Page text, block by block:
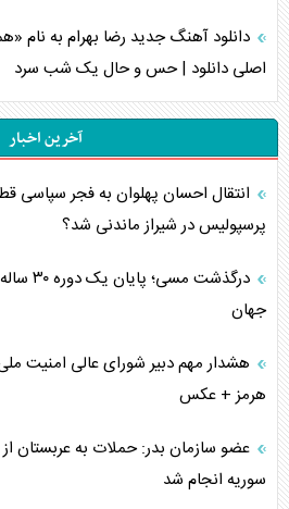
دانلود آهنگ جدید رضا بهرام به نام
اصلی دانلود | حس و حال یک شب سرد
آخرین اخبار
انتقال احسان پهلوان به فجر سپاسی
پرسپولیس در شیراز ماندنی شد؟
درگذشت
جهان
هشدار مهم دبیر شورای عالی امنیت
هرمز + عکس
عضو سازمان بدر: حملات به عربستان از
سوریه انجام شد